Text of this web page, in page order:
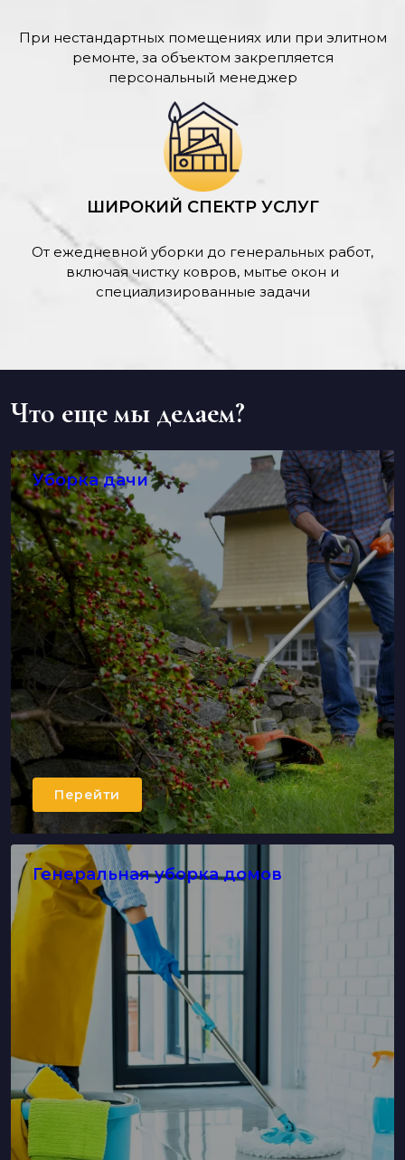
При нестандартных помещениях или при элитном
ремонте, за объектом закрепляется
персональный менеджер
ШИРОКИЙ СПЕКТР УСЛУГ
От ежедневной уборки до генеральных работ,
включая чистку ковров, мытье окон и
специализированные задачи
Что еще мы делаем?
Уборка дачи
Перейти
Генеральная уборка домов